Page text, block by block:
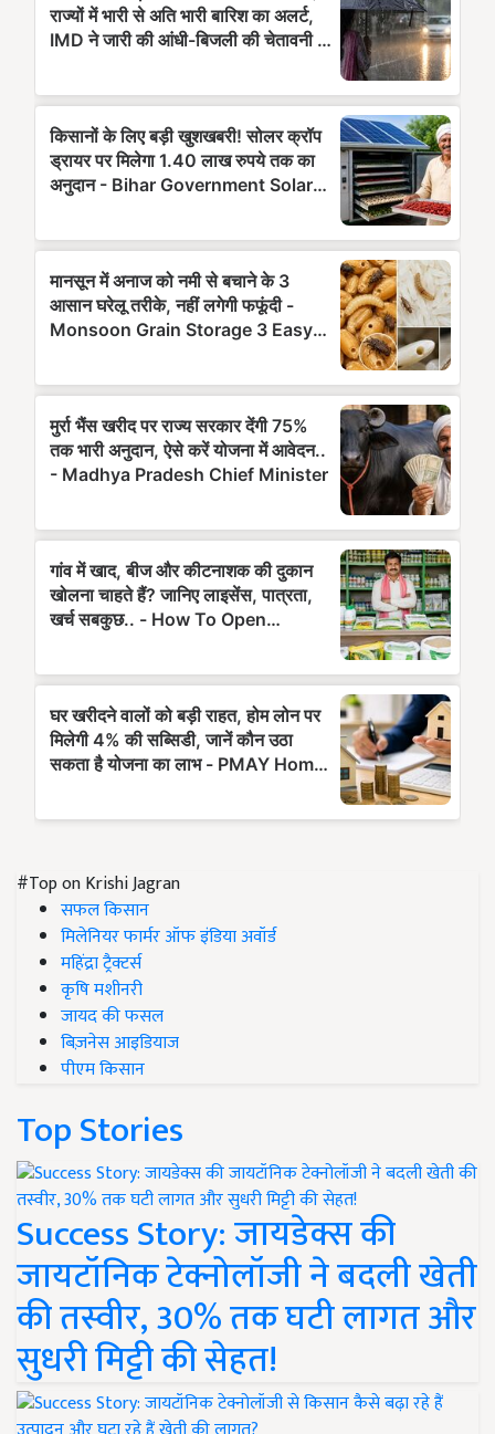
#Top on Krishi Jagran
सफल किसान
मिलेनियर फार्मर ऑफ इंडिया अवॉर्ड
महिंद्रा ट्रैक्टर्स
कृषि मशीनरी
जायद की फसल
बिज़नेस आइडियाज
पीएम किसान
Top Stories
Success Story: जायडेक्स की
जायटॉनिक टेक्नोलॉजी ने बदली खेती
की तस्वीर, 30% तक घटी लागत और
सुधरी मिट्टी की सेहत!